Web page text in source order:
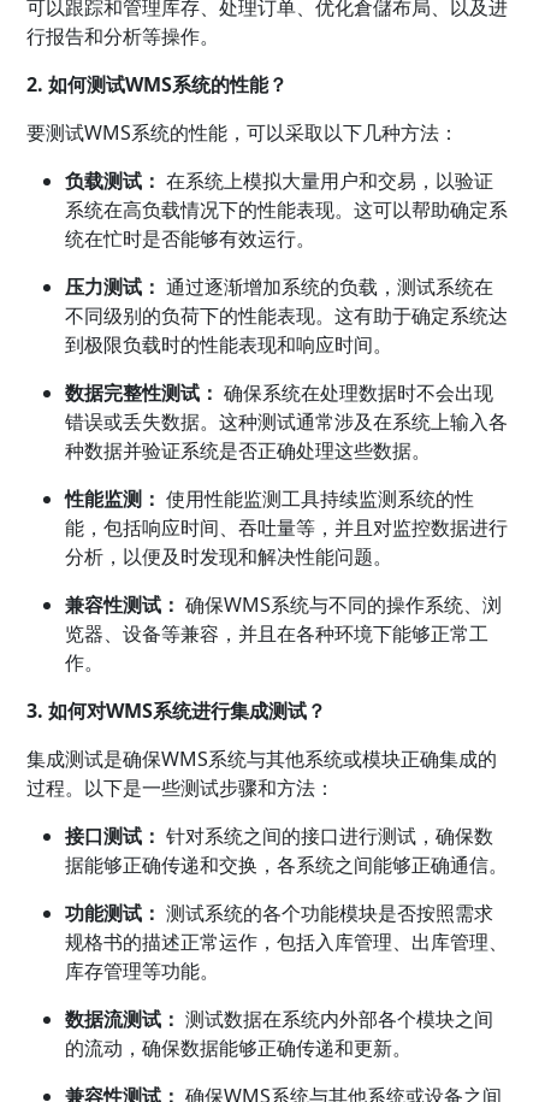
可以跟踪和管理库存、处理订单、优化倉儲布局、以及进
行报告和分析等操作。
2. 如何测试WMS系统的性能？
要测试WMS系统的性能，可以采取以下几种方法：
负载测试： 在系统上模拟大量用户和交易，以验证
系统在高负载情况下的性能表现。这可以帮助确定系
统在忙时是否能够有效运行。
压力测试： 通过逐渐增加系统的负载，测试系统在
不同级别的负荷下的性能表现。这有助于确定系统达
到极限负载时的性能表现和响应时间。
数据完整性测试： 确保系统在处理数据时不会出现
错误或丢失数据。这种测试通常涉及在系统上输入各
种数据并验证系统是否正确处理这些数据。
性能监测： 使用性能监测工具持续监测系统的性
能，包括响应时间、吞吐量等，并且对监控数据进行
分析，以便及时发现和解决性能问题。
兼容性测试： 确保WMS系统与不同的操作系统、浏
览器、设备等兼容，并且在各种环境下能够正常工
作。
3. 如何对WMS系统进行集成测试？
集成测试是确保WMS系统与其他系统或模块正确集成的
过程。以下是一些测试步骤和方法：
接口测试： 针对系统之间的接口进行测试，确保数
据能够正确传递和交换，各系统之间能够正确通信。
功能测试： 测试系统的各个功能模块是否按照需求
规格书的描述正常运作，包括入库管理、出库管理、
库存管理等功能。
数据流测试： 测试数据在系统内外部各个模块之间
的流动，确保数据能够正确传递和更新。
兼容性测试： 确保WMS系统与其他系统或设备之间